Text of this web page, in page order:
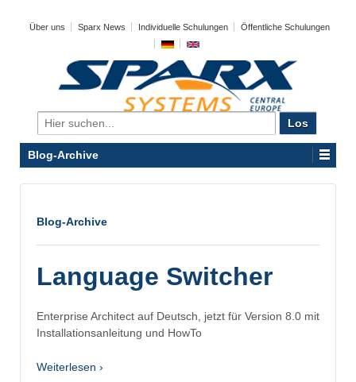
Über uns Sparx News Individuelle Schulungen Öffentliche Schulungen
Search
for:
Blog-Archive
Blog-Archive
Language Switcher
Enterprise Architect auf Deutsch, jetzt für Version 8.0 mit
Installationsanleitung und HowTo
Weiterlesen ›